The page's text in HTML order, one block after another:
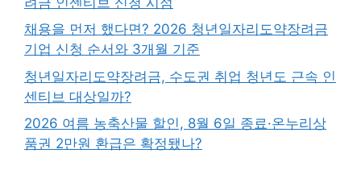
채용을 먼저 했다면? 2026 청년일자리도약장려금
기업 신청 순서와 3개월 기준
청년일자리도약장려금, 수도권 취업 청년도 근속 인
센티브 대상일까?
2026 여름 농축산물 할인, 8월 6일 종료·온누리상
품권 2만원 환급은 확정됐나?